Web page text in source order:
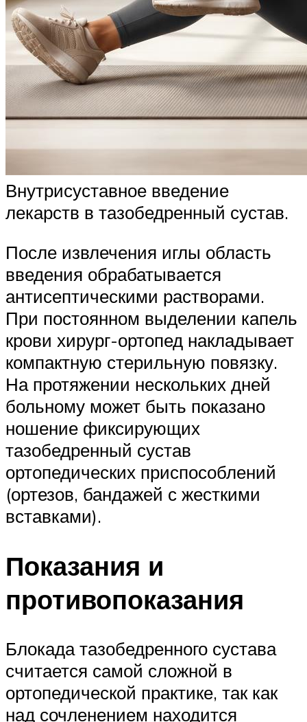
Внутрисуставное введение
лекарств в тазобедренный сустав.
После извлечения иглы область
введения обрабатывается
антисептическими растворами.
При постоянном выделении капель
крови хирург-ортопед накладывает
компактную стерильную повязку.
На протяжении нескольких дней
больному может быть показано
ношение фиксирующих
тазобедренный сустав
ортопедических приспособлений
(ортезов, бандажей с жесткими
вставками).
Показания и
противопоказания
Блокада тазобедренного сустава
считается самой сложной в
ортопедической практике, так как
над сочленением находится